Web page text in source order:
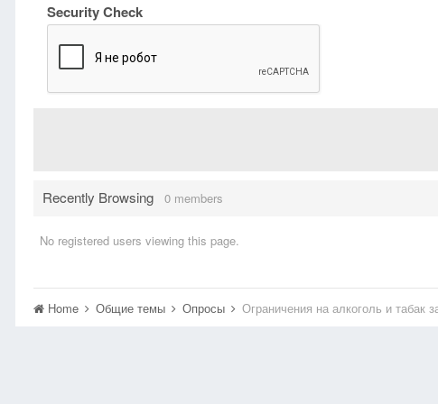
Security Check
Recently Browsing 0 members
No registered users viewing this page.
Home Общие темы Опросы Ограничения на алкоголь и табак